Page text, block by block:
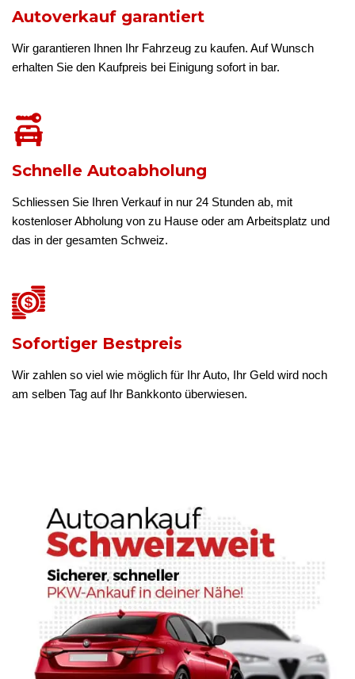
Autoverkauf garantiert
Wir garantieren Ihnen Ihr Fahrzeug zu kaufen. Auf Wunsch
erhalten Sie den Kaufpreis bei Einigung sofort in bar.
Schnelle Autoabholung
Schliessen Sie Ihren Verkauf in nur 24 Stunden ab, mit
kostenloser Abholung von zu Hause oder am Arbeitsplatz und
das in der gesamten Schweiz.
Sofortiger Bestpreis
Wir zahlen so viel wie möglich für Ihr Auto, Ihr Geld wird noch
am selben Tag auf Ihr Bankkonto überwiesen.